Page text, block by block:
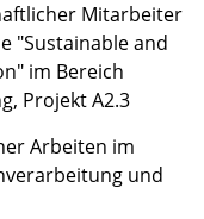
Mitarbeiter
"Sustainable and
im Bereich
Projekt A2.3
Arbeiten im
und